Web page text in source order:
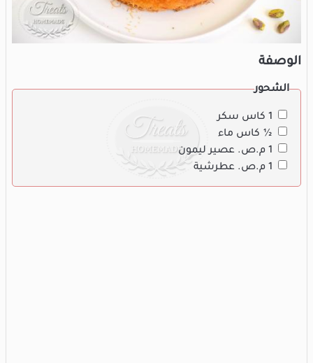
الوصفة
الشحور
1 كاس سكر
½ كاس ماء
1 م.ص. عصير ليمون
1 م.ص. عطرشية